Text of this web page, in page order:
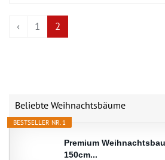
‹ 1 2
Beliebte Weihnachtsbäume
BESTSELLER NR. 1
Premium
150cm...